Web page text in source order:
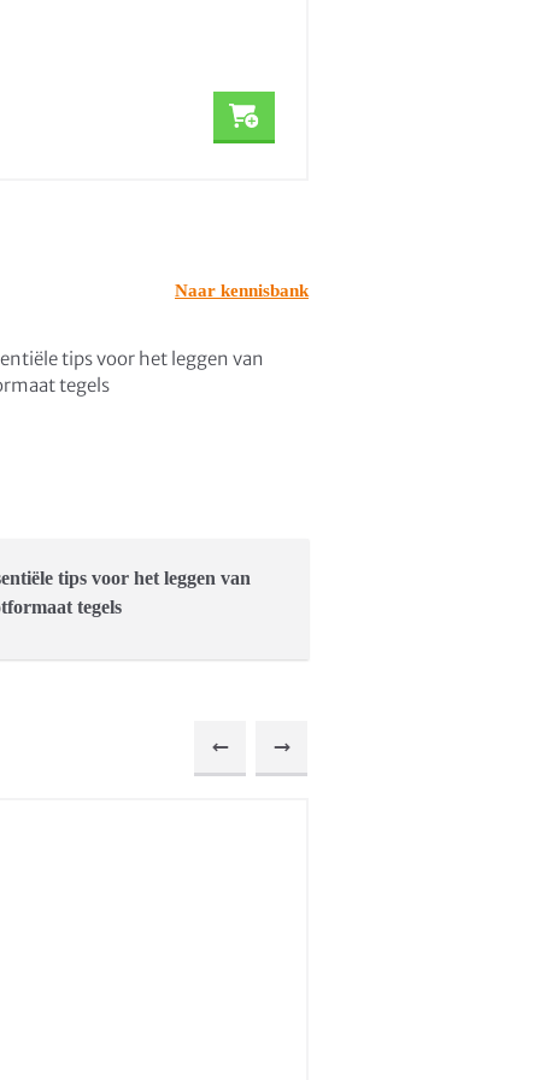
Naar kennisbank
tips voor het leggen van
tegels